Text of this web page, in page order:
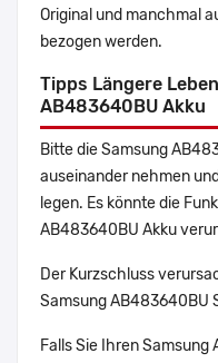
Original und manchmal
bezogen werden.
Tipps Längere
AB483640BU Akku
Bitte die Samsung
auseinander nehmen
legen. Es könnte die
AB483640BU Akku
Der Kurzschluss
Samsung AB483640BU
Falls Sie Ihren Samsung